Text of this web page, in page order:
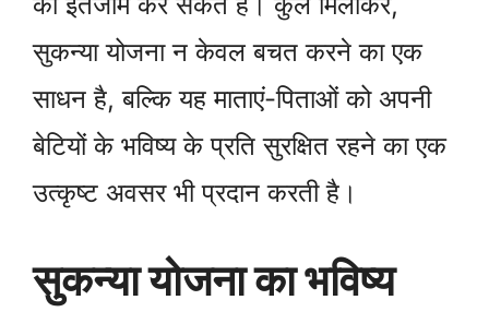
सुकन्या योजना न केवल बचत करने का एक
साधन है, बल्कि यह माताएं-पिताओं को अपनी
बेटियों के भविष्य के प्रति सुरक्षित रहने का एक
उत्कृष्ट अवसर भी प्रदान करती है।
सुकन्या योजना का भविष्य